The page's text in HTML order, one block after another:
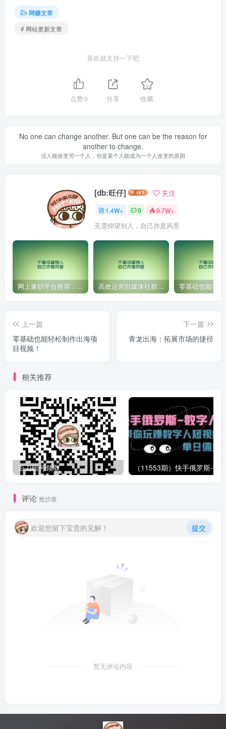
网赚文章
# 网站更新文章
喜欢就支持一下吧
点赞0 分享 收藏
No one can change another. But one can be the reason for
another to change.
没人能改变另一个人，但是某个人能成为一个人改变的原因
[db:旺仔] 关注
1.4W+ 0 9.7W+
无需仰望别人，自己亦是风景
网上兼职平台推荐：国外网赚任务！ 高效运营自媒体社群，让内容更有价值！
上一篇
零基础也能轻松制作出海项
目视频！
下一篇
青龙出海：拓展市场的捷径
相关推荐
影刀暗号领取
评论 抢沙发
欢迎您留下宝贵的见解！ 提交
暂无评论内容